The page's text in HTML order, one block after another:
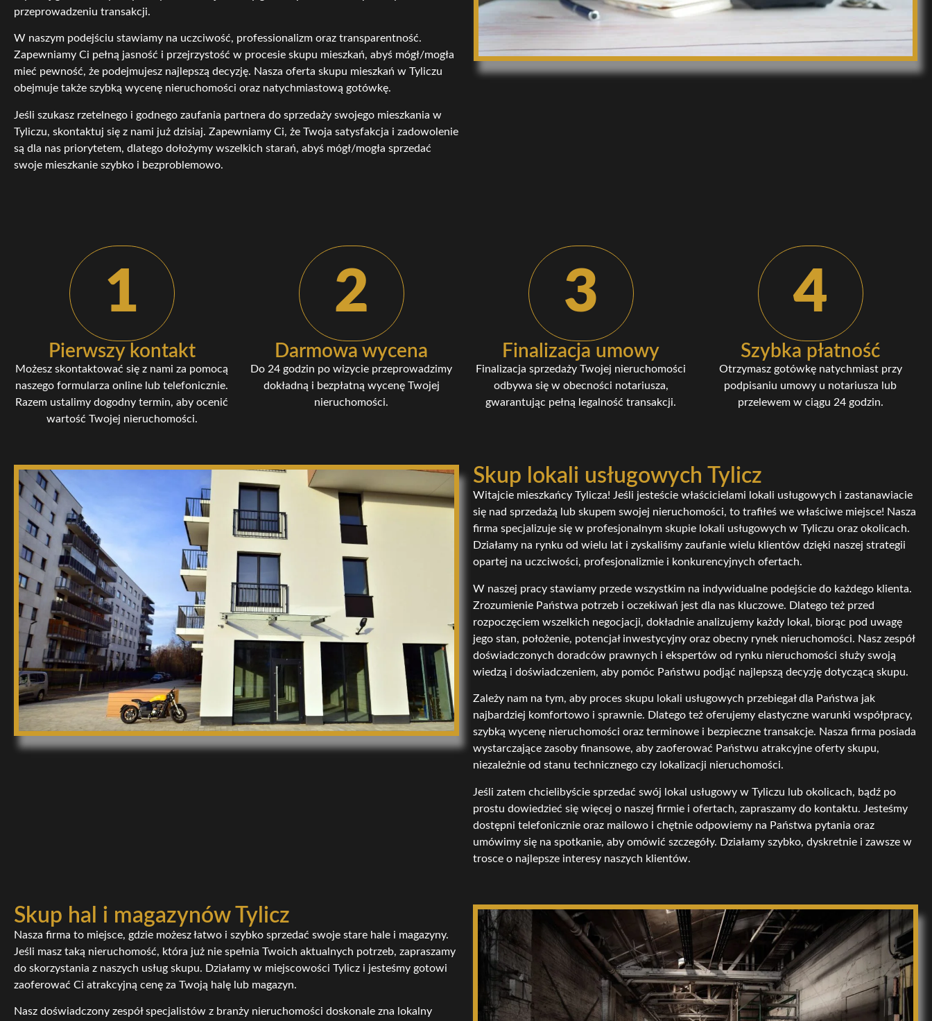
przeprowadzeniu transakcji.
W naszym podejściu stawiamy na uczciwość, professionalizm oraz transparentność.
Zapewniamy Ci pełną jasność i przejrzystość w procesie skupu mieszkań, abyś mógł/mogła
mieć pewność, że podejmujesz najlepszą decyzję. Nasza oferta skupu mieszkań w Tyliczu
obejmuje także szybką wycenę nieruchomości oraz natychmiastową gotówkę.
Jeśli szukasz rzetelnego i godnego zaufania partnera do sprzedaży swojego mieszkania w
Tyliczu, skontaktuj się z nami już dzisiaj. Zapewniamy Ci, że Twoja satysfakcja i zadowolenie
są dla nas priorytetem, dlatego dołożymy wszelkich starań, abyś mógł/mogła sprzedać
swoje mieszkanie szybko i bezproblemowo.
1
Pierwszy kontakt
Możesz skontaktować się z nami za pomocą
naszego formularza online lub telefonicznie.
Razem ustalimy dogodny termin, aby ocenić
wartość Twojej nieruchomości.
2
Darmowa wycena
Do 24 godzin po wizycie przeprowadzimy
dokładną i bezpłatną wycenę Twojej
nieruchomości.
3
Finalizacja umowy
Finalizacja sprzedaży Twojej nieruchomości
odbywa się w obecności notariusza,
gwarantując pełną legalność transakcji.
4
Szybka płatność
Otrzymasz gotówkę natychmiast przy
podpisaniu umowy u notariusza lub
przelewem w ciągu 24 godzin.
Skup lokali usługowych Tylicz
Witajcie mieszkańcy Tylicza! Jeśli jesteście właścicielami lokali usługowych i zastanawiacie
się nad sprzedażą lub skupem swojej nieruchomości, to trafiłeś we właściwe miejsce! Nasza
firma specjalizuje się w profesjonalnym skupie lokali usługowych w Tyliczu oraz okolicach.
Działamy na rynku od wielu lat i zyskaliśmy zaufanie wielu klientów dzięki naszej strategii
opartej na uczciwości, profesjonalizmie i konkurencyjnych ofertach.
W naszej pracy stawiamy przede wszystkim na indywidualne podejście do każdego klienta.
Zrozumienie Państwa potrzeb i oczekiwań jest dla nas kluczowe. Dlatego też przed
rozpoczęciem wszelkich negocjacji, dokładnie analizujemy każdy lokal, biorąc pod uwagę
jego stan, położenie, potencjał inwestycyjny oraz obecny rynek nieruchomości. Nasz zespół
doświadczonych doradców prawnych i ekspertów od rynku nieruchomości służy swoją
wiedzą i doświadczeniem, aby pomóc Państwu podjąć najlepszą decyzję dotyczącą skupu.
Zależy nam na tym, aby proces skupu lokali usługowych przebiegał dla Państwa jak
najbardziej komfortowo i sprawnie. Dlatego też oferujemy elastyczne warunki współpracy,
szybką wycenę nieruchomości oraz terminowe i bezpieczne transakcje. Nasza firma posiada
wystarczające zasoby finansowe, aby zaoferować Państwu atrakcyjne oferty skupu,
niezależnie od stanu technicznego czy lokalizacji nieruchomości.
Jeśli zatem chcielibyście sprzedać swój lokal usługowy w Tyliczu lub okolicach, bądź po
prostu dowiedzieć się więcej o naszej firmie i ofertach, zapraszamy do kontaktu. Jesteśmy
dostępni telefonicznie oraz mailowo i chętnie odpowiemy na Państwa pytania oraz
umówimy się na spotkanie, aby omówić szczegóły. Działamy szybko, dyskretnie i zawsze w
trosce o najlepsze interesy naszych klientów.
Skup hal i magazynów Tylicz
Nasza firma to miejsce, gdzie możesz łatwo i szybko sprzedać swoje stare hale i magazyny.
Jeśli masz taką nieruchomość, która już nie spełnia Twoich aktualnych potrzeb, zapraszamy
do skorzystania z naszych usług skupu. Działamy w miejscowości Tylicz i jesteśmy gotowi
zaoferować Ci atrakcyjną cenę za Twoją halę lub magazyn.
Nasz doświadczony zespół specjalistów z branży nieruchomości doskonale zna lokalny